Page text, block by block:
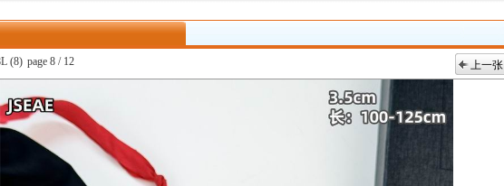
(8) page 8 / 12 上一张